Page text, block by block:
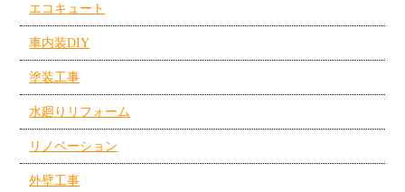
エコキュート
車内装DIY
塗装工事
水廻りリフォーム
リノベーション
外壁工事